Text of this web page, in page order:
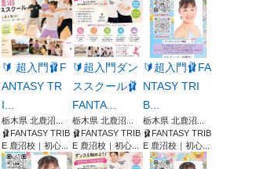
🔰 超入門🩰F
ANTASY TR
I...
栃木県 北鹿沼...
🩰FANTASY TRIB
E 鹿沼校｜初心...
🔰超入門ダン
ススクール🩰
FANTA...
栃木県 北鹿沼...
🩰FANTASY TRIB
E 鹿沼校｜初心...
🔰超入門🩰FA
NTASY TRI
B...
栃木県 北鹿沼...
🩰FANTASY TRIB
E 鹿沼校｜初心...